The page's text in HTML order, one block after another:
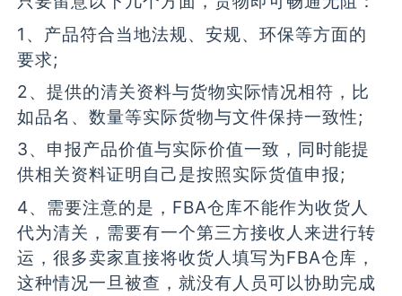
1、产品符合当地法规、安规、环保等方面的
要求;
2、提供的清关资料与货物实际情况相符，比
如品名、数量等实际货物与文件保持一致性;
3、申报产品价值与实际价值一致，同时能提
供相关资料证明自己是按照实际货值申报;
4、需要注意的是，FBA仓库不能作为收货人
代为清关，需要有一个第三方接收人来进行转
运，很多卖家直接将收货人填写为FBA仓库，
这种情况一旦被查，就没有人员可以协助完成